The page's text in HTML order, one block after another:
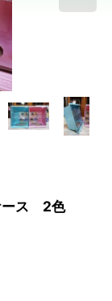
ース 2色